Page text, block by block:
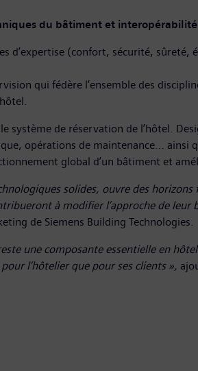
du bâtiment et interopérabilité
d’expertise (confort, sécurité,
qui fédère l’ensemble des
de réservation de l’hôtel.
opérations de maintenance… ainsi
global d’un bâtiment et
solides, ouvre des
à modifier l’approche de
de Siemens Building Technologies.
une composante essentielle en
l’hôtelier que pour ses clients »,